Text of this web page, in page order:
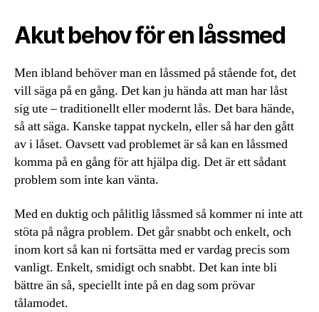
Akut behov för en låssmed
Men ibland behöver man en låssmed på stående fot, det
vill säga på en gång. Det kan ju hända att man har låst
sig ute – traditionellt eller modernt lås. Det bara hände,
så att säga. Kanske tappat nyckeln, eller så har den gått
av i låset. Oavsett vad problemet är så kan en låssmed
komma på en gång för att hjälpa dig. Det är ett sådant
problem som inte kan vänta.
Med en duktig och pålitlig låssmed så kommer ni inte att
stöta på några problem. Det går snabbt och enkelt, och
inom kort så kan ni fortsätta med er vardag precis som
vanligt. Enkelt, smidigt och snabbt. Det kan inte bli
bättre än så, speciellt inte på en dag som prövar
tålamodet.